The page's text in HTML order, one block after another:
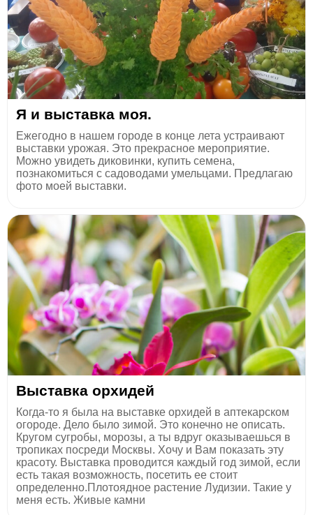
Я и выставка моя.
Ежегодно в нашем городе в конце лета устраивают
выставки урожая. Это прекрасное мероприятие.
Можно увидеть диковинки, купить семена,
познакомиться с садоводами умельцами. Предлагаю
фото моей выставки.
Выставка орхидей
Когда-то я была на выставке орхидей в аптекарском
огороде. Дело было зимой. Это конечно не описать.
Кругом сугробы, морозы, а ты вдруг оказываешься в
тропиках посреди Москвы. Хочу и Вам показать эту
красоту. Выставка проводится каждый год зимой, если
есть такая возможность, посетить ее стоит
определенно.Плотоядное растение Лудизии. Такие у
меня есть. Живые камни